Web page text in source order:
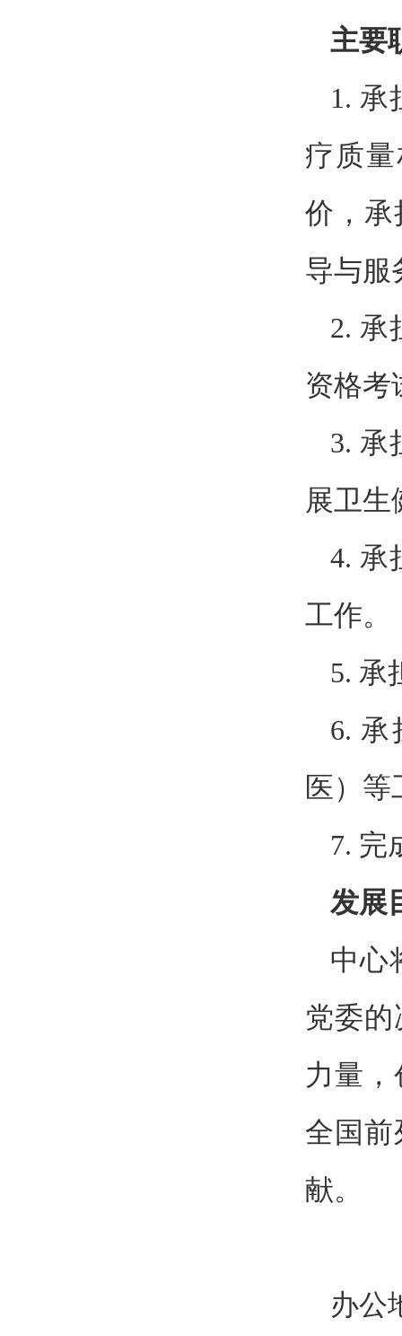
主要
1.
疗质
价，承
导与服
2. 承
资格考
3. 承
展卫生
4. 承
工作。
5. 承
6.
医）等
7. 完
发展
中心
党委
力量
全国前
献。
办公